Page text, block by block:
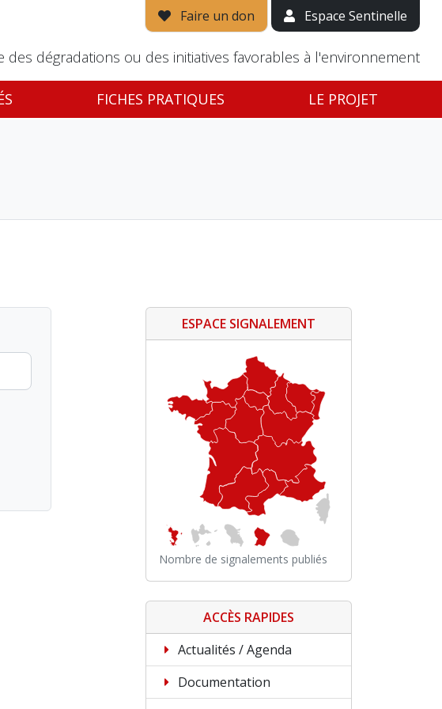
Faire un don Espace Sentinelle
des dégradations ou des initiatives favorables à l'environnement
FICHES PRATIQUES LE PROJET
ESPACE SIGNALEMENT
Nombre de signalements publiés
ACCÈS RAPIDES
Actualités / Agenda
Documentation